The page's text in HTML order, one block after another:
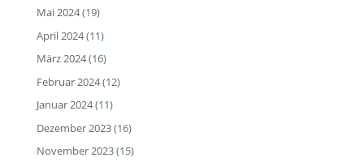
Mai 2024(19)
April 2024(11)
März 2024(16)
Februar 2024(12)
Januar 2024(11)
Dezember 2023(16)
November 2023(15)